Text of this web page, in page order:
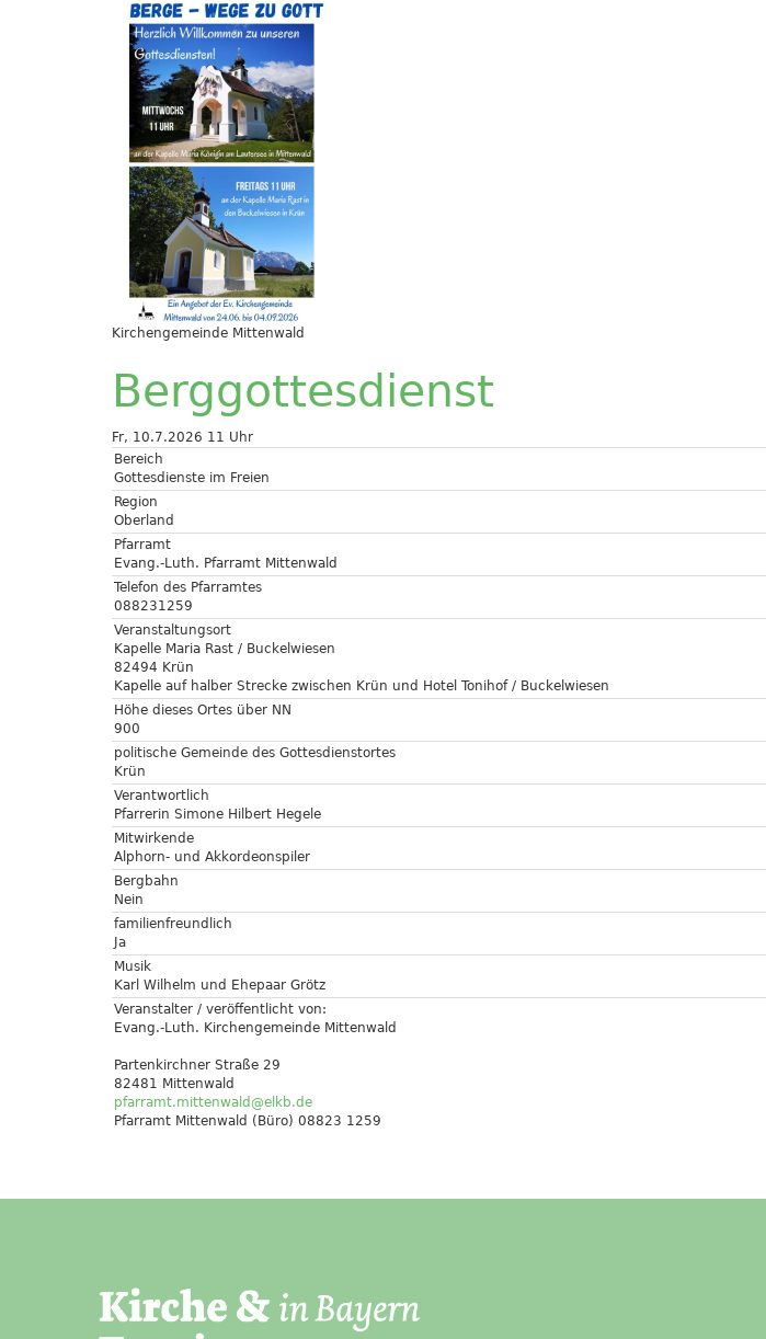
Kirchengemeinde Mittenwald
Berggottesdienst
Fr, 10.7.2026 11 Uhr
Bereich
Gottesdienste im Freien
Region
Oberland
Pfarramt
Evang.-Luth. Pfarramt Mittenwald
Telefon des Pfarramtes
088231259
Veranstaltungsort
Kapelle Maria Rast / Buckelwiesen
82494 Krün
Kapelle auf halber Strecke zwischen Krün und Hotel Tonihof / Buckelwiesen
Höhe dieses Ortes über NN
900
politische Gemeinde des Gottesdienstortes
Krün
Verantwortlich
Pfarrerin Simone Hilbert Hegele
Mitwirkende
Alphorn- und Akkordeonspiler
Bergbahn
Nein
familienfreundlich
Ja
Musik
Karl Wilhelm und Ehepaar Grötz
Veranstalter / veröffentlicht von:
Evang.-Luth. Kirchengemeinde Mittenwald
Partenkirchner Straße 29
82481 Mittenwald
pfarramt.mittenwald@elkb.de
Pfarramt Mittenwald (Büro) 08823 1259